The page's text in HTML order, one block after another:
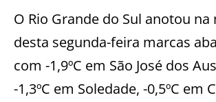
O Rio Grande do Sul anotou
desta segunda-feira marcas
com -1,9ºC em São José dos
-1,3ºC em Soledade, -0,5ºC em